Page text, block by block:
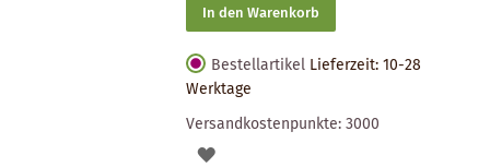
In den Warenkorb
Bestellartikel Lieferzeit: 10-28
Werktage
Versandkostenpunkte:3000
AUF